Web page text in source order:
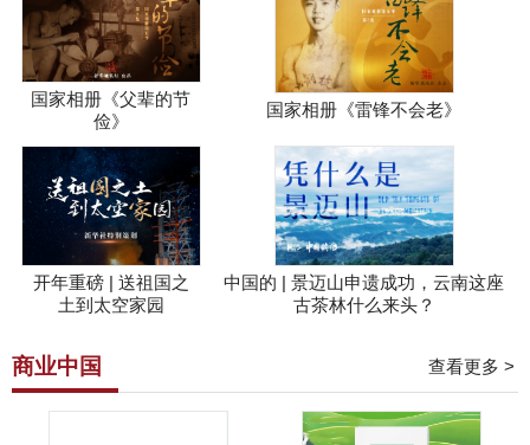
国家相册《父辈的节
俭》
国家相册《雷锋不会老》
开年重磅 | 送祖国之
土到太空家园
中国的 | 景迈山申遗成功，云南这座
古茶林什么来头？
商业中国 查看更多 >